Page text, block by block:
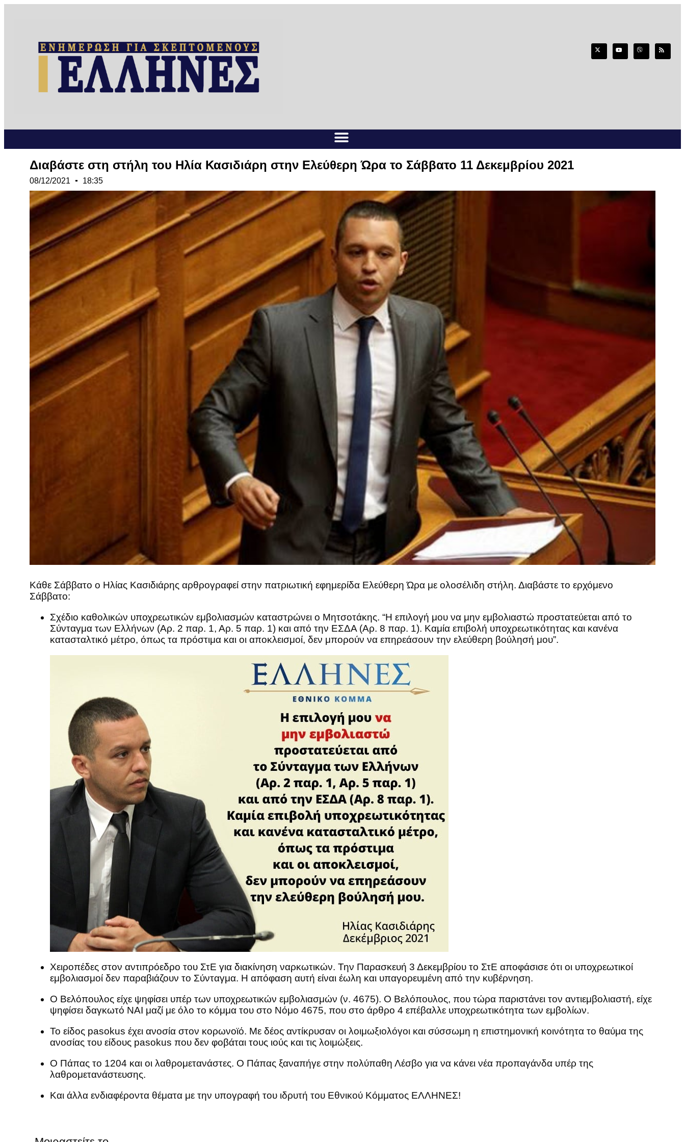
Διαβάστε στη στήλη του Ηλία Κασιδιάρη στην Ελεύθερη Ώρα το Σάββατο 11 Δεκεμβρίου 2021
08/12/2021 18:35
Κάθε Σάββατο ο Ηλίας Κασιδιάρης αρθρογραφεί στην πατριωτική εφημερίδα Ελεύθερη Ώρα με ολοσέλιδη στήλη. Διαβάστε το ερχόμενο
Σάββατο:
Σχέδιο καθολικών υποχρεωτικών εμβολιασμών καταστρώνει ο Μητσοτάκης. “Η επιλογή μου να μην εμβολιαστώ προστατεύεται από το
Σύνταγμα των Ελλήνων (Αρ. 2 παρ. 1, Αρ. 5 παρ. 1) και από την ΕΣΔΑ (Αρ. 8 παρ. 1). Καμία επιβολή υποχρεωτικότητας και κανένα
κατασταλτικό μέτρο, όπως τα πρόστιμα και οι αποκλεισμοί, δεν μπορούν να επηρεάσουν την ελεύθερη βούλησή μου”.
Χειροπέδες στον αντιπρόεδρο του ΣτΕ για διακίνηση ναρκωτικών. Την Παρασκευή 3 Δεκεμβρίου το ΣτΕ αποφάσισε ότι οι υποχρεωτικοί
εμβολιασμοί δεν παραβιάζουν το Σύνταγμα. Η απόφαση αυτή είναι έωλη και υπαγορευμένη από την κυβέρνηση.
Ο Βελόπουλος είχε ψηφίσει υπέρ των υποχρεωτικών εμβολιασμών (ν. 4675). Ο Βελόπουλος, που τώρα παριστάνει τον αντιεμβολιαστή, είχε
ψηφίσει δαγκωτό ΝΑΙ μαζί με όλο το κόμμα του στο Νόμο 4675, που στο άρθρο 4 επέβαλλε υποχρεωτικότητα των εμβολίων.
Το είδος pasokus έχει ανοσία στον κορωνοϊό. Με δέος αντίκρυσαν οι λοιμωξιολόγοι και σύσσωμη η επιστημονική κοινότητα το θαύμα της
ανοσίας του είδους pasokus που δεν φοβάται τους ιούς και τις λοιμώξεις.
Ο Πάπας το 1204 και οι λαθρομετανάστες. Ο Πάπας ξαναπήγε στην πολύπαθη Λέσβο για να κάνει νέα προπαγάνδα υπέρ της
λαθρομετανάστευσης.
Και άλλα ενδιαφέροντα θέματα με την υπογραφή του ιδρυτή του Εθνικού Κόμματος ΕΛΛΗΝΕΣ!